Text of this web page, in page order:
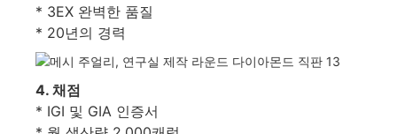
* 3EX 완벽한 품질
* 20년의 경력
4. 채점
* IGI 및 GIA 인증서